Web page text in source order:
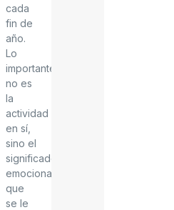
cada
fin de
año.
Lo
importante
no es
la
actividad
en sí,
sino el
significado
emocional
que
se le